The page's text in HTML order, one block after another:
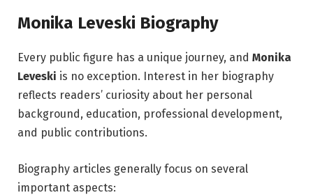
Monika Leveski Biography
Every public figure has a unique journey, and Monika
Leveski is no exception. Interest in her biography
reflects readers’ curiosity about her personal
background, education, professional development,
and public contributions.
Biography articles generally focus on several
important aspects: